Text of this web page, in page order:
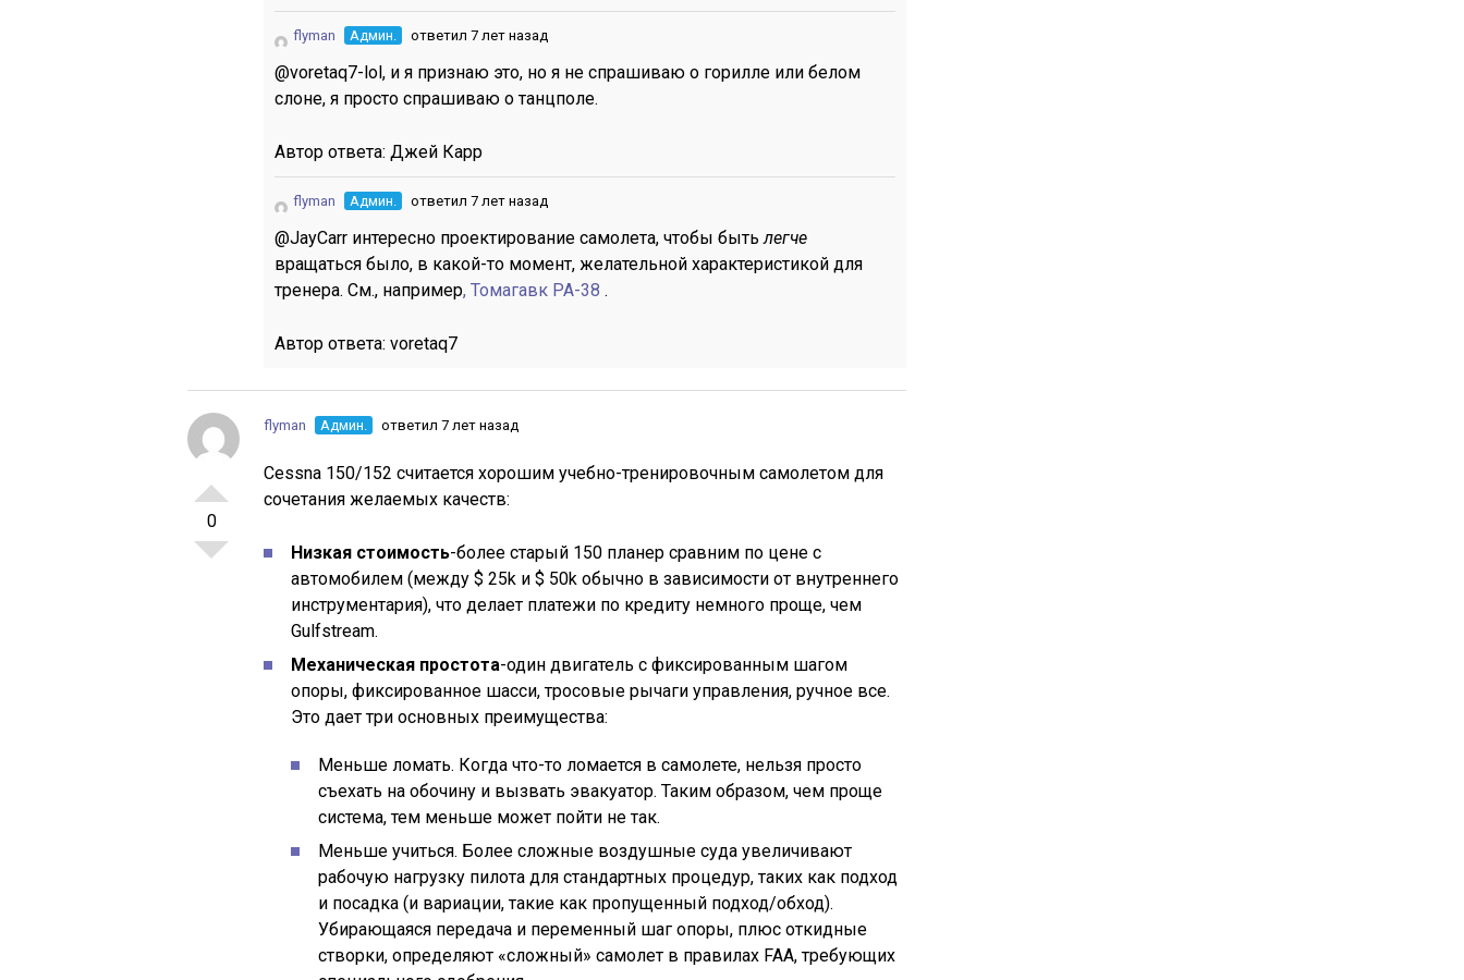
flyman Админ. ответил 7 лет назад
@voretaq7-lol, и я признаю это, но я не спрашиваю о горилле или белом
слоне, я просто спрашиваю о танцполе.
Автор ответа: Джей Карр
flyman Админ. ответил 7 лет назад
@JayCarr интересно проектирование самолета, чтобы бытьлегче
вращаться было, в какой-то момент, желательной характеристикой для
тренера. См., например, Томагавк PA-38 .
Автор ответа: voretaq7
0
flyman Админ. ответил 7 лет назад
Cessna 150/152 считается хорошим учебно-тренировочным самолетом для
сочетания желаемых качеств:
Низкая стоимость-более старый 150 планер сравним по цене с
автомобилем (между $ 25k и $ 50k обычно в зависимости от внутреннего
инструментария), что делает платежи по кредиту немного проще, чем
Gulfstream.
Механическая простота-один двигатель с фиксированным шагом
опоры, фиксированное шасси, тросовые рычаги управления, ручное все.
Это дает три основных преимущества:
Меньше ломать. Когда что-то ломается в самолете, нельзя просто
съехать на обочину и вызвать эвакуатор. Таким образом, чем проще
система, тем меньше может пойти не так.
Меньше учиться. Более сложные воздушные суда увеличивают
рабочую нагрузку пилота для стандартных процедур, таких как подход
и посадка (и вариации, такие как пропущенный подход/обход).
Убирающаяся передача и переменный шаг опоры, плюс откидные
створки, определяют «сложный» самолет в правилах FAA, требующих